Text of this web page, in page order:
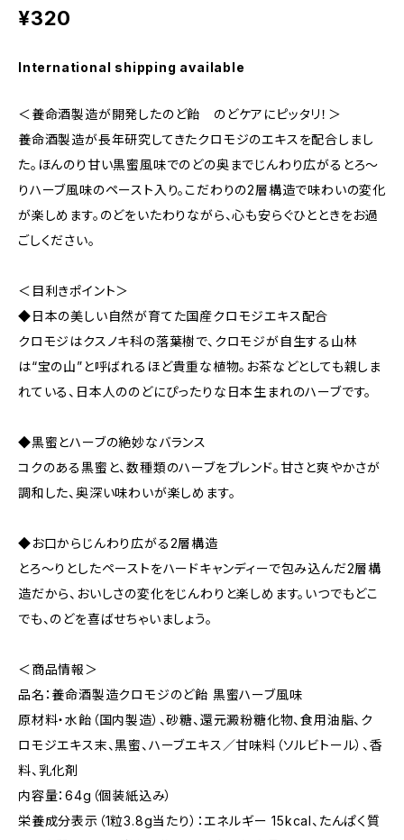
¥320
International shipping available
＜養命酒製造が開発したのど飴 のどケアにピッタリ！＞
養命酒製造が長年研究してきたクロモジのエキスを配合しまし
た。ほんのり甘い黒蜜風味でのどの奥までじんわり広がるとろ～
りハーブ風味のペースト入り。こだわりの2層構造で味わいの変化
が楽しめます。のどをいたわりながら、心も安らぐひとときをお過
ごしください。
＜目利きポイント＞
◆日本の美しい自然が育てた国産クロモジエキス配合
クロモジはクスノキ科の落葉樹で、クロモジが自生する山林
は“宝の山”と呼ばれるほど貴重な植物。お茶などとしても親しま
れている、日本人ののどにぴったりな日本生まれのハーブです。
◆黒蜜とハーブの絶妙なバランス
コクのある黒蜜と、数種類のハーブをブレンド。甘さと爽やかさが
調和した、奥深い味わいが楽しめます。
◆お口からじんわり広がる2層構造
とろ～りとしたペーストをハードキャンディーで包み込んだ2層構
造だから、おいしさの変化をじんわりと楽しめます。いつでもどこ
でも、のどを喜ばせちゃいましょう。
＜商品情報＞
品名：養命酒製造クロモジのど飴 黒蜜ハーブ風味
原材料・水飴（国内製造）、砂糖、還元澱粉糖化物、食用油脂、ク
ロモジエキス末、黒蜜、ハーブエキス／甘味料（ソルビトール）、香
料、乳化剤
内容量：64g（個装紙込み）
栄養成分表示（1粒3.8g当たり）：エネルギー 15kcal、たんぱく質